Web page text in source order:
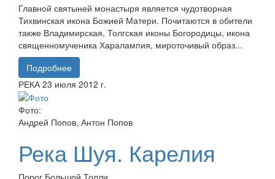
Главной святыней монастыря является чудотворная
Тихвинская икона Божией Матери. Почитаются в обители
также Владимирская, Толгская иконы Богородицы, икона
священномученика Харалампия, мироточивый образ...
Подробнее
РЕКА 23 июля 2012 г.
Фото:
Андрей Попов, Антон Попов
Река Шуя. Карелия